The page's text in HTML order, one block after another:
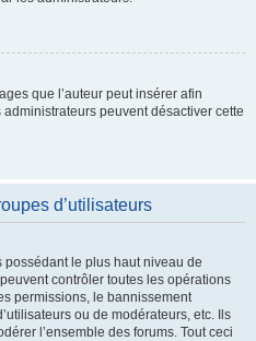
que l’auteur peut insérer afin
peuvent désactiver cette
d’utilisateurs
possédant le plus haut niveau de
contrôler toutes les opérations
permissions, le bannissement
ou de modérateurs, etc. Ils
l’ensemble des forums. Tout ceci